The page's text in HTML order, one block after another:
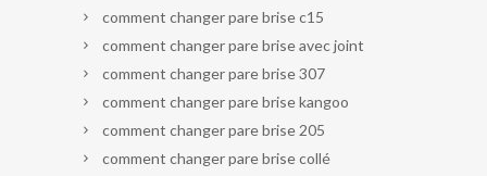
comment changer pare brise c15
comment changer pare brise avec joint
comment changer pare brise 307
comment changer pare brise kangoo
comment changer pare brise 205
comment changer pare brise collé